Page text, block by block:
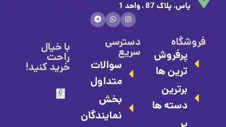
یاس، پلاک 87 ، واحد 1
فروشگاه
پرفروش
ترین ها
برترین
دسته ها
پر
دسترسی
سریع
سوالات
متداول
بخش
نمایندگان
با خیال
راحت
خرید کنید!